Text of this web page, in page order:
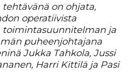
on ohjata,
operatiivista
toimintasuunnitelman ja
puheenjohtajana
Jukka Tahkola, Jussi
Harri Kittilä ja Pasi